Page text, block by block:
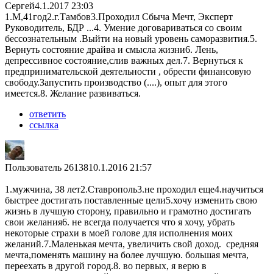
Сергей4.1.2017 23:03
1.М,41год2.г.Тамбов3.Проходил Сбыча Мечт, Эксперт
Руководитель, БДР ...4. Умение договариваться со своим
бессознательным .Выйти на новый уровень саморазвития.5.
Вернуть состояние драйва и смысла жизни6. Лень,
депрессивное состояние,слив важных дел.7. Вернуться к
предпринимательской деятельности , обрести финансовую
свободу.Запустить производство (....), опыт для этого
имеется.8. Желание развиваться.
ответить
ссылка
Пользователь 2613810.1.2016 21:57
1.мужчина, 38 лет2.Ставрополь3.не проходил еще4.научиться
быстрее достигать поставленные цели5.хочу изменить свою
жизнь в лучшую сторону, правильно и грамотно достигать
свои желания6. не всегда получается что я хочу, убрать
некоторые страхи в моей голове для исполнения моих
желаний.7.Маленькая мечта, увеличить свой доход. средняя
мечта,поменять машину на более лучшую. большая мечта,
переехать в другой город.8. во первых, я верю в